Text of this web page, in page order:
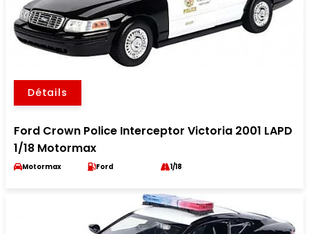
Détails
Ford Crown Police Interceptor Victoria 2001 LAPD
1/18 Motormax
Motormax Ford 1/18